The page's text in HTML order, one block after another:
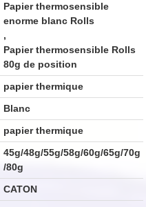
Papier thermosensible
enorme blanc Rolls
,
Papier thermosensible Rolls
80g de position
papier thermique
Blanc
papier thermique
45g/48g/55g/58g/60g/65g/70g
/80g
CATON